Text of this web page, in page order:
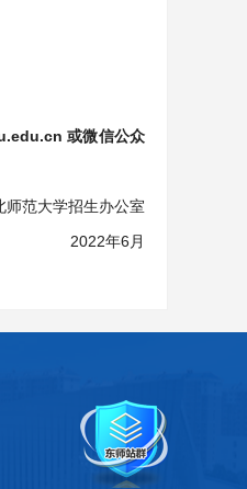
或微信公众
师范大学招生办公室
2022年6月